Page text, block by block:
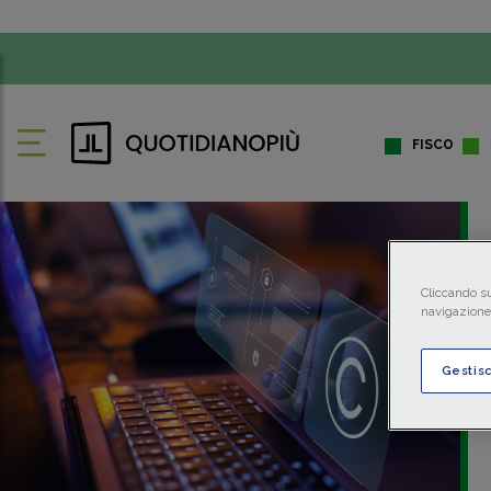
FISCO
Cliccando